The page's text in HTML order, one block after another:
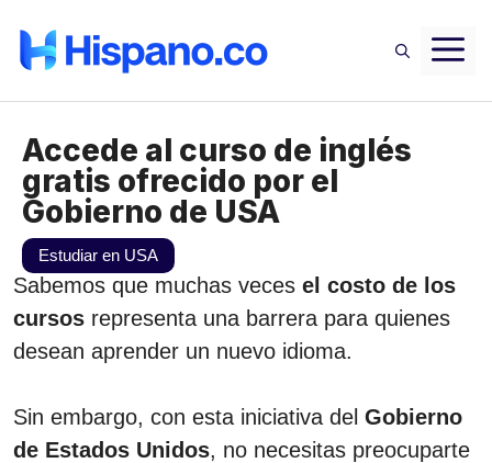
Accede al curso de inglés
gratis ofrecido por el
Gobierno de USA
Estudiar en USA
Sabemos que muchas veces el costo de los
cursos representa una barrera para quienes
desean aprender un nuevo idioma.
Sin embargo, con esta iniciativa del Gobierno
de Estados Unidos, no necesitas preocuparte